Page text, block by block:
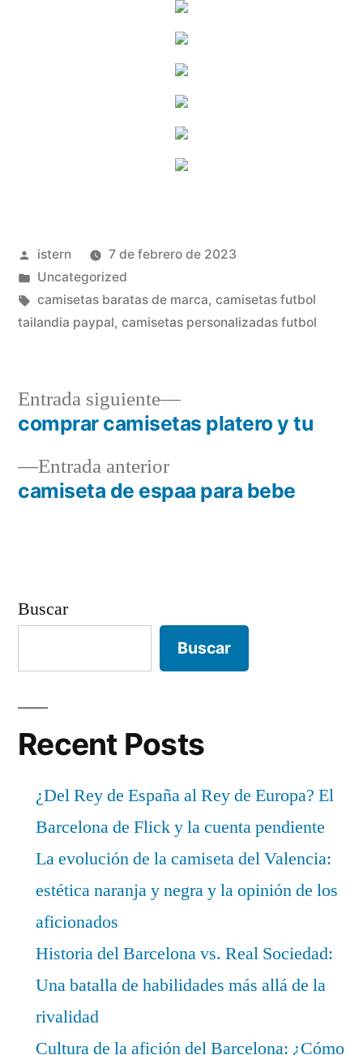
Publicado
por
istern
7 de febrero de 2023
Publicado
en
Uncategorized
Etiquetas:
camisetas baratas de marca, camisetas futbol
tailandia paypal, camisetas personalizadas futbol
Navegación
deEntrada anteriorEntrada
anterior:
camiseta de espaa para bebe
Entrada siguiente
Entrada
siguiente:
comprar camisetas platero y tu
Buscar
Buscar
Recent Posts
¿Del Rey de España al Rey de Europa? El
Barcelona de Flick y la cuenta pendiente
La evolución de la camiseta del Valencia:
estética naranja y negra y la opinión de los
aficionados
Historia del Barcelona vs. Real Sociedad:
Una batalla de habilidades más allá de la
rivalidad
Cultura de la afición del Barcelona: ¿Cómo